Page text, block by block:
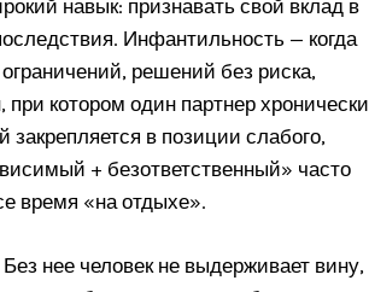
навык: признавать свой вклад в
Инфантильность — когда
решений без риска,
котором один партнер хронически
в позиции слабого,
+ безответственный» часто
время «на отдыхе».
нее человек не выдерживает вину,